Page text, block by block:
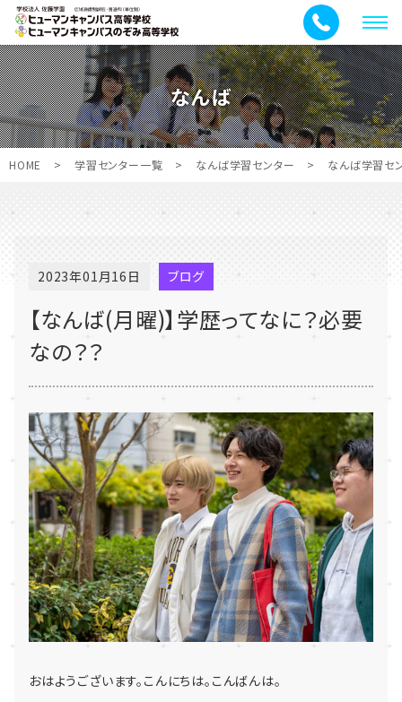
メ
ニ
ュ
ー
なんば
HOME > 学習センター一覧 > なんば学習センター > なんば学習セ
2023年01月16日 ブログ
【なんば(月曜)】学歴ってなに？必要
なの？？
おはようございます。こんにちは。こんばんは。